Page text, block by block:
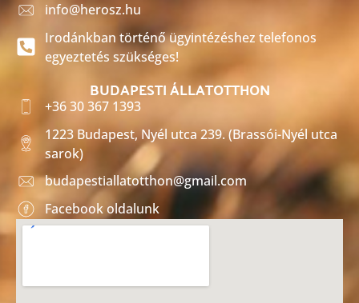
info@herosz.hu
Irodánkban történő ügyintézéshez telefonos
egyeztetés szükséges!
BUDAPESTI ÁLLATOTTHON
+36 30 367 1393
1223 Budapest, Nyél utca 239. (Brassói-Nyél utca
sarok)
budapestiallatotthon@gmail.com
Facebook oldalunk